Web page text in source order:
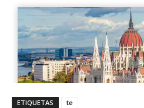
ETIQUETAS te